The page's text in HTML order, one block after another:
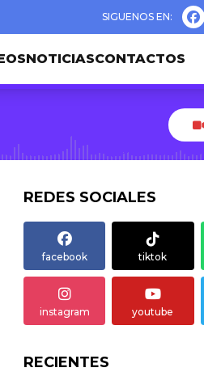
NOTICIASCONTACTOS
REDES SOCIALES
facebook tiktok
instagram youtube
RECIENTES